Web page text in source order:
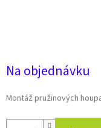
Na objednávku
Montáž pružinových